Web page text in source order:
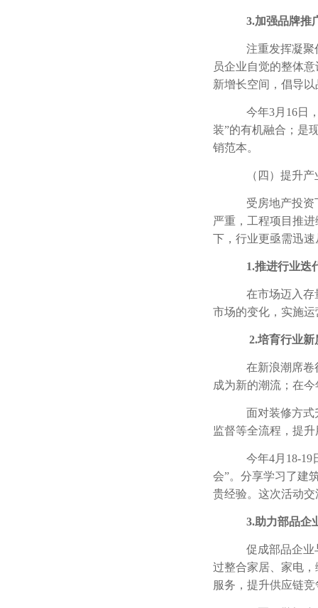
3.加强品牌推
注重发挥凝聚
员企业自觉的整体
新增长空间，倡导
今年3月 16日
装”的有机融合；是
销范本。
（四）提升
受房地产投
严重，工程项目推
下，行业更亟需迅
1.推进行业迭
在市场迈入存
市场的变化，实施
2.培育行业新
在新浪潮席卷
成为新的潮流；在
面对装修方式
监督等全流程，提
今年4月 18-19
会”。分享学习了建
贵经验。这次活动
3.助力部品企
促成部品企业
过整合家居、家电
服务，提升供应链